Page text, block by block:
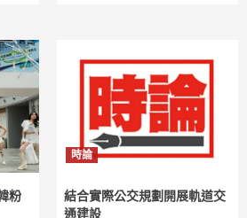
粉
時論
結合實際公交規劃開展軌道交
通建設